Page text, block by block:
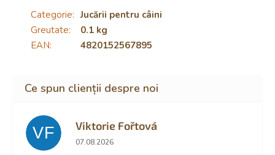
Categorie: Jucării pentru câini
Greutate:
0.1 kg
EAN: 4820152567895
VF Viktorie Fořtová
Ratingul magazinului este 2 din 5 stele.
07.08.2026